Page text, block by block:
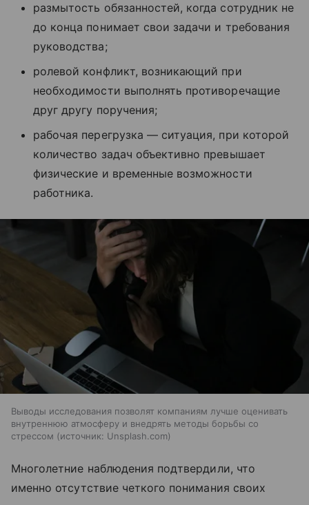
размытость обязанностей, когда сотрудник не
до конца понимает свои задачи и требования
руководства;
ролевой конфликт, возникающий при
необходимости выполнять противоречащие
друг другу поручения;
рабочая перегрузка — ситуация, при которой
количество задач объективно превышает
физические и временные возможности
работника.
Выводы исследования позволят компаниям лучше оценивать
внутреннюю атмосферу и внедрять методы борьбы со
стрессом
источник: Unsplash.com
Многолетние наблюдения подтвердили, что
именно отсутствие четкого понимания своих